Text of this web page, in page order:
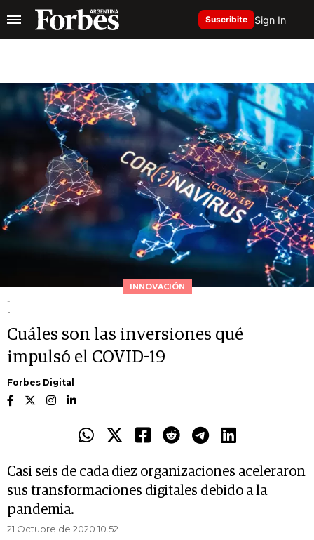
Suscribite Sign In
INNOVACIÓN
-
-
Cuáles son las inversiones qué
impulsó el COVID-19
Forbes Digital
Casi seis de cada diez organizaciones aceleraron
sus transformaciones digitales debido a la
pandemia.
21 Octubre de 2020 10.52